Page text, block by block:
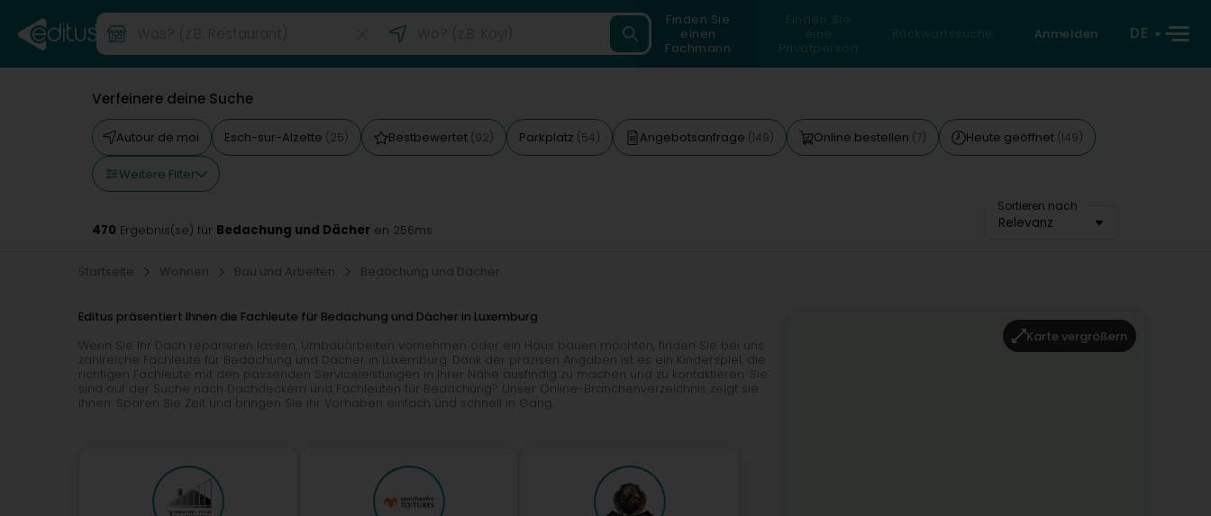
Finden Sie
einen
Fachmann
Finden Sie
eine
Privatperson
Rückwärtssuche Anmelden DE
Verfeinere deine Suche
Autour de moi Esch-sur-Alzette (25) Bestbewertet (92) Parkplatz (54) Angebotsanfrage (149) Online bestellen (7) Heute geöffnet (149)
Weitere Filter
Sortieren nach
Relevanz
470 Ergebnis(se) für Bedachung und Dächer en 256ms
Startseite Wohnen Bau und Arbeiten Bedachung und Dächer
Editus präsentiert Ihnen die Fachleute für Bedachung und Dächer in Luxemburg
Wenn Sie Ihr Dach reparieren lassen, Umbauarbeiten vornehmen oder ein Haus bauen möchten, finden Sie bei uns
zahlreiche Fachleute für Bedachung und Dächer in Luxemburg. Dank der präzisen Angaben ist es ein Kinderspiel, die
richtigen Fachleute mit den passenden Serviceleistungen in Ihrer Nähe ausfindig zu machen und zu kontaktieren. Sie
sind auf der Suche nach Dachdeckern und Fachleuten für Bedachung? Unser Online-Branchenverzeichnis zeigt sie
Ihnen: Sparen Sie Zeit und bringen Sie Ihr Vorhaben einfach und schnell in Gang.
Karte vergrößern